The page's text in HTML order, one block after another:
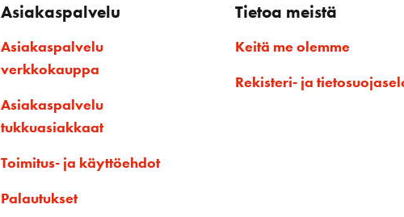
Asiakaspalvelu
Asiakaspalvelu
verkkokauppa
Asiakaspalvelu
tukkuasiakkaat
Toimitus- ja käyttöehdot
Palautukset
Tietoa meistä
Keitä me olemme
Rekisteri- ja